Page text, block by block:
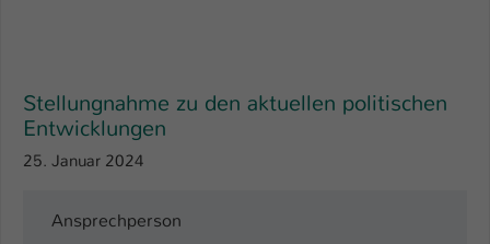
Stellungnahme zu den aktuellen politischen
Entwicklungen
25. Januar 2024
Ansprechperson